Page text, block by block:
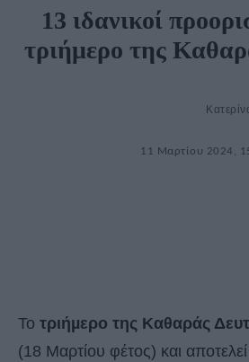
13 ιδανικοί
τριήμερο της
11 Μαρτίου 2024,
Το τριήµερο της Καθαράς
(18 Μαρτίου φέτος) και αποτελεί